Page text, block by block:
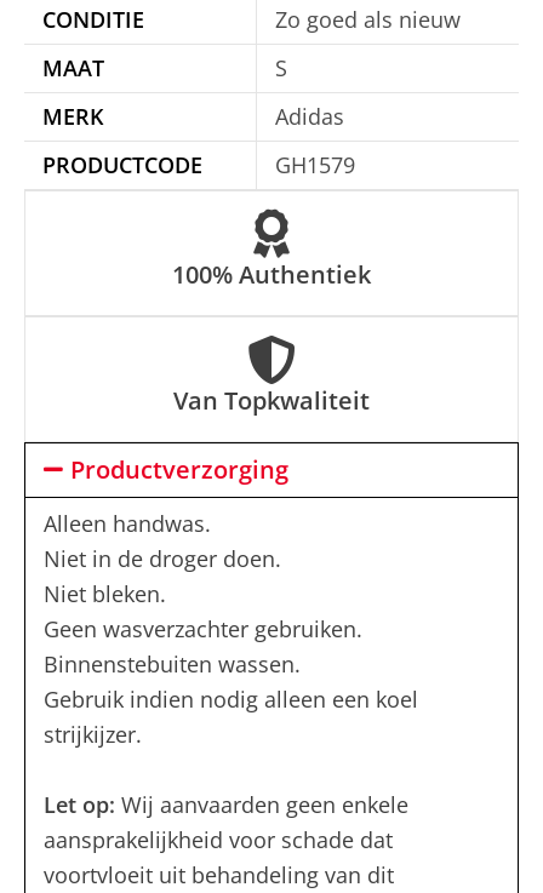
a
t
i
v
e
:
CONDITIE
Zo goed als nieuw
MAAT
S
MERK
Adidas
PRODUCTCODE
GH1579
100% Authentiek
Van Topkwaliteit
Productverzorging
Alleen handwas.
Niet in de droger doen.
Niet bleken.
Geen wasverzachter gebruiken.
Binnenstebuiten wassen.
Gebruik indien nodig alleen een koel
strijkijzer.
Let op: Wij aanvaarden geen enkele
aansprakelijkheid voor schade dat
voortvloeit uit behandeling van dit